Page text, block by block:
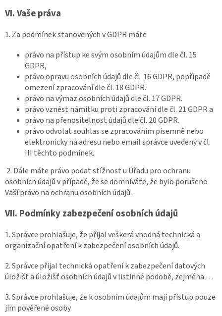
VI.Vaše práva
1. Za podmínek stanovených v GDPR máte
právo na přístup ke svým osobním údajům dle čl. 15
GDPR,
právo opravu osobních údajů dle čl. 16 GDPR, popřípadě
omezení zpracování dle čl. 18 GDPR.
právo na výmaz osobních údajů dle čl. 17 GDPR.
právo vznést námitku proti zpracování dle čl. 21 GDPR a
právo na přenositelnost údajů dle čl. 20 GDPR.
právo odvolat souhlas se zpracováním písemně nebo
elektronicky na adresu nebo email správce uvedený v čl.
III těchto podmínek.
2. Dále máte právo podat stížnost u Úřadu pro ochranu
osobních údajů v případě, že se domníváte, že bylo porušeno
Vaší právo na ochranu osobních údajů.
VII. Podmínky zabezpečení osobních údajů
1. Správce prohlašuje, že přijal veškerá vhodná technická a
organizační opatření k zabezpečení osobních údajů.
2. Správce přijal technická opatření k zabezpečení datových
úložišť a úložišť osobních údajů v listinné podobě, zejména …
3. Správce prohlašuje, že k osobním údajům mají přístup pouze
jím pověřené osoby.